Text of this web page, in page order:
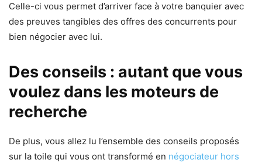
Celle-ci vous permet d’arriver face à votre banquier avec
des preuves tangibles des offres des concurrents pour
bien négocier avec lui.
Des conseils : autant que vous
voulez dans les moteurs de
recherche
De plus, vous allez lu l’ensemble des conseils proposés
sur la toile qui vous ont transformé en négociateur hors